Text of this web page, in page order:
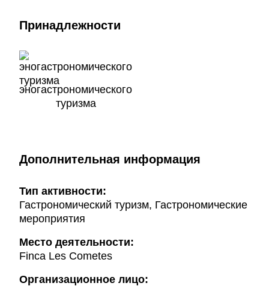
Принадлежности
эногастрономического
туризма
Дополнительная информация
Тип активности:
Гастрономический туризм, Гастрономические
мероприятия
Mесто деятельности:
Finca Les Cometes
Организационное лицо: